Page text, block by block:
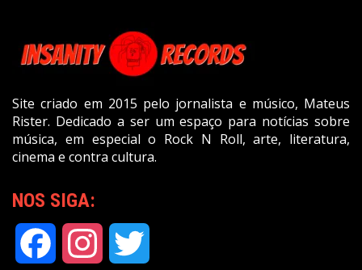
Site criado em 2015 pelo jornalista e músico, Mateus
Rister. Dedicado a ser um espaço para notícias sobre
música, em especial o Rock N Roll, arte, literatura,
cinema e contra cultura.
NOS SIGA:
Facebook Instagram